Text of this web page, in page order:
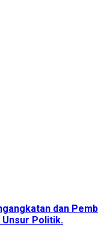
dan
Unsur Politik.